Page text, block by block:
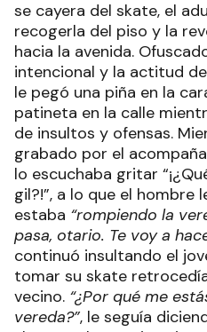
se cayera del skate, el
recogerla del piso y la
hacia la avenida.
intencional y la actitud
le pegó una piña en la
patineta en la calle
de insultos y ofensas.
grabado por el
lo escuchaba gritar
gil?!”, a lo que el hombre
estaba “rompiendo la
pasa, otario. Te voy a
continuó insultando el
tomar su skate
vecino. “¿Por qué me
vereda?”, le seguía